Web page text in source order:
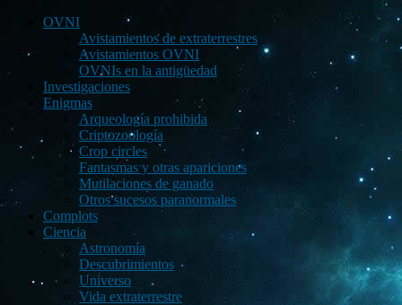
OVNI
Avistamientos de extraterrestres
Avistamientos OVNI
OVNIs en la antigüedad
Investigaciones
Enigmas
Arqueología prohibida
Criptozoología
Crop circles
Fantasmas y otras apariciones
Mutilaciones de ganado
Otros sucesos paranormales
Complots
Ciencia
Astronomía
Descubrimientos
Universo
Vida extraterrestre